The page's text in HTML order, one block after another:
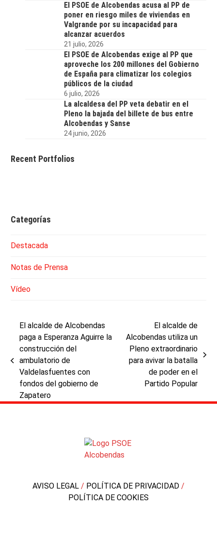
El PSOE de Alcobendas acusa al PP de
poner en riesgo miles de viviendas en
Valgrande por su incapacidad para
alcanzar acuerdos
21 julio, 2026
El PSOE de Alcobendas exige al PP que
aproveche los 200 millones del Gobierno
de España para climatizar los colegios
públicos de la ciudad
6 julio, 2026
La alcaldesa del PP veta debatir en el
Pleno la bajada del billete de bus entre
Alcobendas y Sanse
24 junio, 2026
Recent Portfolios
Categorías
Destacada
Notas de Prensa
Vídeo
previous
post:
El alcalde de Alcobendas
paga a Esperanza Aguirre la
construcción del
ambulatorio de
Valdelasfuentes con
fondos del gobierno de
Zapatero
next
El alcalde de
Alcobendas utiliza un
Pleno extraordinario
para avivar la batalla
de poder en el
Partido Popular
AVISO LEGAL / POLÍTICA DE PRIVACIDAD /
POLÍTICA DE COOKIES